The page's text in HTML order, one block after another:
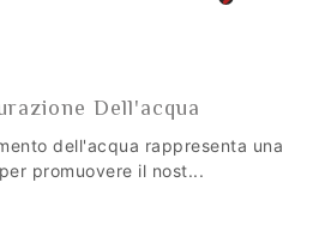
Dell'acqua
dell'acqua rappresenta una
promuovere il nost...